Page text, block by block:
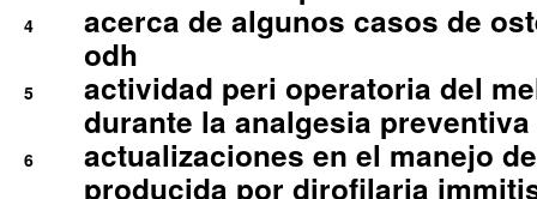
4
acerca de algunos casos de
odh
5
actividad peri operatoria del
durante la analgesia
6
actualizaciones en el manejo
producida por dirofilaria